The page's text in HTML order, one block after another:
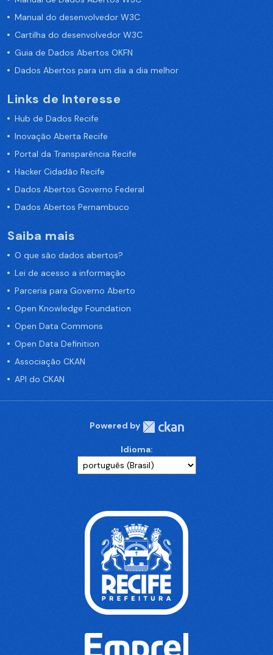
Manual do desenvolvedor W3C
Cartilha do desenvolvedor W3C
Guia de Dados Abertos OKFN
Dados Abertos para um dia a dia melhor
Links de Interesse
Hub de Dados Recife
Inovação Aberta Recife
Portal da Transparência Recife
Hacker Cidadão Recife
Dados Abertos Governo Federal
Dados Abertos Pernambuco
Saiba mais
O que são dados abertos?
Lei de acesso a informação
Parceria para Governo Aberto
Open Knowledge Foundation
Open Data Commons
Open Data Definition
Associação CKAN
API do CKAN
Powered by
Idioma